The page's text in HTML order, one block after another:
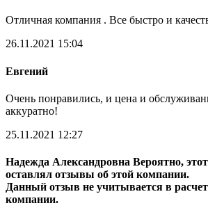
Отличная компания . Все быстро и
26.11.2021 15:04
Евгений
Очень понравились, и цена и
аккуратно!
25.11.2021 12:27
Надежда Александровна Вероятно,
оставлял отзывы об этой компании.
Данный отзыв не учитывается в
компании.